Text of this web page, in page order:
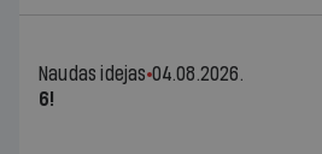
Naudas idejas 04.08.2026.
6!